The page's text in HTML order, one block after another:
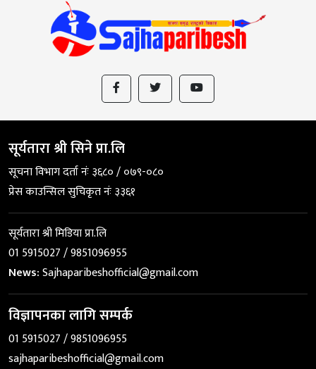
सूर्यतारा श्री सिने प्रा.लि
सूचना विभाग दर्ता नंः ३६८० / ०७९-०८०
प्रेस काउन्सिल सुचिकृत नंः ३३६१
सूर्यतारा श्री मिडिया प्रा.लि
01 5915027 / 9851096955
News:Sajhaparibeshofficial@gmail.com
विज्ञापनका लागि सम्पर्क
01 5915027 / 9851096955
sajhaparibeshofficial@gmail.com